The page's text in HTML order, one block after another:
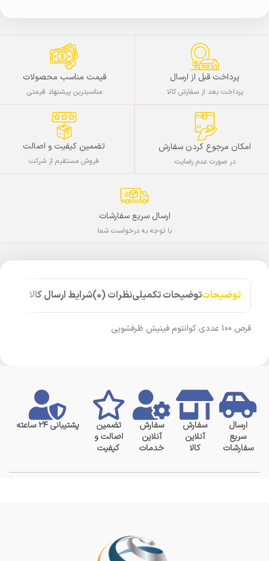
پرداخت قبل از ارسال
پرداخت بعد از سفارش کالا
قیمت مناسب محصولات
مناسبترین پیشنهاد قیمتی
امکان مرجوع کردن سفارش
در صورت عدم رضایت
تضمین کیفیت و اصالت
فروش مستقیم از شرکت
ارسال سریع سفارشات
با توجه به درخواست شما
توضیحاتتوضیحات تکمیلینظرات (0) شرایط ارسال کالا
قرص 100 عددی کوانتوم فینیش ظرفشویی
ارسال
سریع
سفارشات
سفارش
آنلاین
کالا
سفارش
آنلاین
خدمات
تضمین
اصالت و
کیفیت
پشتیبانی ۲۴ ساعته